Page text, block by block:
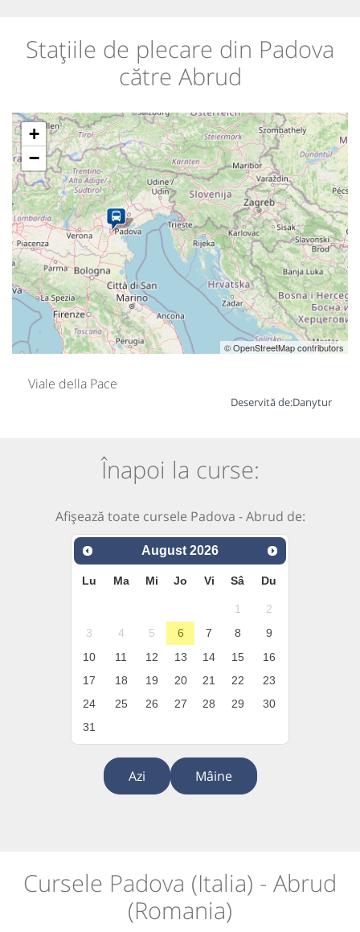
Stațiile de plecare din Padova
către Abrud
+
−
© OpenStreetMap contributors
Viale della Pace
Deservită de:Danytur
Înapoi la curse:
Afișează toate cursele Padova - Abrud de:
August 2026
Lu Ma Mi Jo Vi Sâ Du
1
2
3
4 5 6 7 8
9
10
11 12 13 14 15
16
17
18 19 20 21 22
23
24
25 26 27 28 29
30
31
Azi Mâine
Cursele Padova (Italia) - Abrud
(Romania)